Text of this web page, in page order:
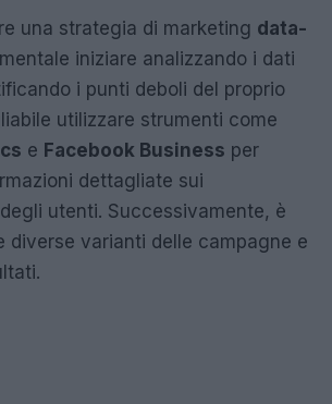
una strategia di marketing data-
iniziare analizzando i dati
i punti deboli del proprio
utilizzare strumenti come
e Facebook Business per
dettagliate sui
utenti. Successivamente, è
diverse varianti delle campagne e